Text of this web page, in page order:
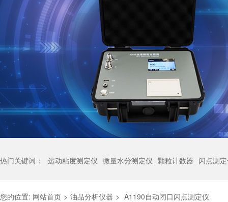
热门关键词： 运动粘度测定仪 微量水分测定仪 颗粒计数器 闪点测
您的位置: 网站首页 > 油品分析仪器 > A1190自动闭口闪点测定仪